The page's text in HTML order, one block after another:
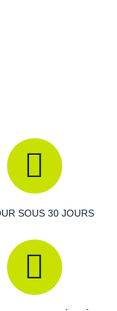
votre
un ajustement précis
longues.
semelle extérieure en
infaillible au fil de
SOUS 30 JOURS